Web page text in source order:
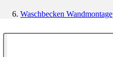
Waschbecken Wandmontage